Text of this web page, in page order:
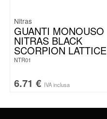
Nitras
GUANTI MONOUSO
NITRAS BLACK
SCORPION LATTICE
NTR01
6.71 € IVA inclusa